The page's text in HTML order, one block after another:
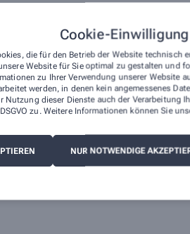
Cookie-
die für den Betrieb der Website technisch
Website für Sie optimal zu gestalten und
zu Ihrer Verwendung unserer Website
werden, in denen kein angemessenes
Nutzung dieser Dienste auch der Verarbeitung
zu. Weitere Informationen können Sie
NUR NOTWENDIGE
Leistungen, durch
Homöopathie
Sortiment an
Einzelmitteln
vor